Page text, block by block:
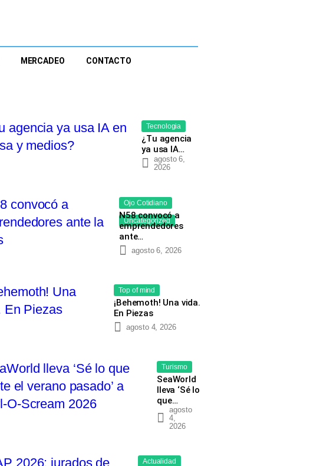
MERCADEO CONTACTO
Tecnologia
¿Tu agencia
ya usa IA…
agosto 6,
2026
Ojo Cotidiano
Uncategorized
N58 convocó a
emprendedores
ante…
agosto 6, 2026
Top of mind
¡Behemoth! Una vida.
En Piezas
agosto 4, 2026
Turismo
SeaWorld
lleva ‘Sé lo
que…
agosto
4,
2026
Actualidad